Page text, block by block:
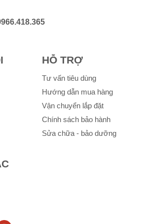
HỖ TRỢ
Tư vấn tiêu dùng
Hướng dẫn mua hàng
Vận chuyển lắp đặt
Chính sách bảo hành
Sửa chữa - bảo dưỡng